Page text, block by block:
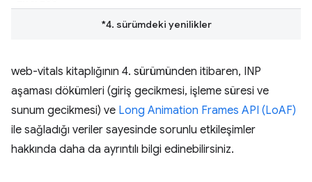
*4. sürümdeki yenilikler
web-vitals kitaplığının 4. sürümünden itibaren, INP
aşaması dökümleri (giriş gecikmesi, işleme süresi ve
sunum gecikmesi) ve Long Animation Frames API (LoAF)
ile sağladığı veriler sayesinde sorunlu etkileşimler
hakkında daha da ayrıntılı bilgi edinebilirsiniz.